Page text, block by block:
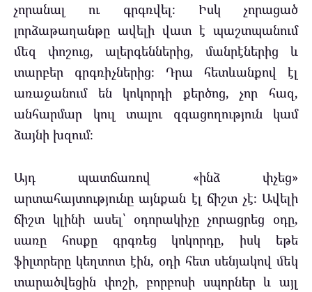
չորանալ ու գրգռվել։ Իսկ չորացած
լորձաթաղանթը ավելի վատ է պաշտպանում
մեզ փոշուց, ալերգեններից, մանրէներից և
տարբեր գրգռիչներից։ Դրա հետևանքով էլ
առաջանում են կոկորդի քերծոց, չոր հազ,
անհարմար կուլ տալու զգացողություն կամ
ձայնի խզում։
Այդ պատճառով «ինձ փչեց»
արտահայտությունը այնքան էլ ճիշտ չէ։ Ավելի
ճիշտ կլինի ասել՝ օդորակիչը չորացրեց օդը,
սառը հոսքը գրգռեց կոկորդը, իսկ եթե
ֆիլտրերը կեղտոտ էին, օդի հետ սենյակով մեկ
տարածվեցին փոշի, բորբոսի սպորներ և այլ